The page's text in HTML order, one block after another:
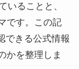
いることと、
です。この記
できる公式情報
かを整理しま